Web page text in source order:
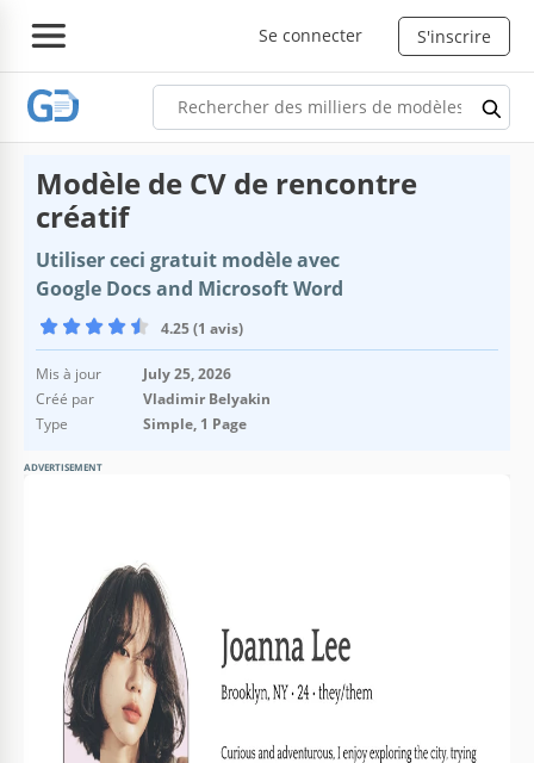
Se connecter S'inscrire
Modèle de CV de rencontre
créatif
Utiliser ceci gratuit modèle avec
Google Docs and Microsoft Word
4.25 (1 avis)
Mis à jour
July 25, 2026
Créé par
Vladimir Belyakin
Type
Simple, 1 Page
ADVERTISEMENT